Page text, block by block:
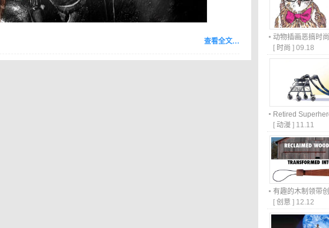
查看全文…
动物插画恶搞时
[ 时尚 ] 09.18
Retired
[ 动漫 ] 11.11
有趣的木制领带
[ 创意 ] 12.12